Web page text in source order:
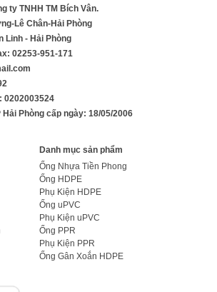
ty TNHH TM Bích Vân.
Lê Chân-Hải Phòng
Linh - Hải Phòng
02253-951-171
0202003524
Phòng cấp ngày: 18/05/2006
Danh mục sản phẩm
Ống Nhựa Tiền Phong
Ống HDPE
Phụ Kiện HDPE
Ống uPVC
Phụ Kiện uPVC
Ống PPR
Phụ Kiện PPR
Ống Gân Xoắn HDPE